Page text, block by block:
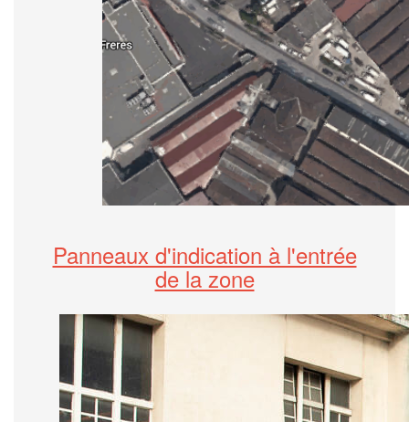
Panneaux d'indication à l'entrée
de la zone